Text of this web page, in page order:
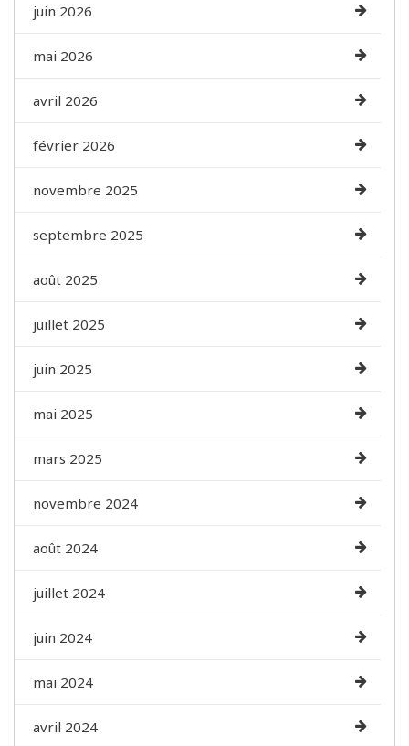
juin 2026
mai 2026
avril 2026
février 2026
novembre 2025
septembre 2025
août 2025
juillet 2025
juin 2025
mai 2025
mars 2025
novembre 2024
août 2024
juillet 2024
juin 2024
mai 2024
avril 2024